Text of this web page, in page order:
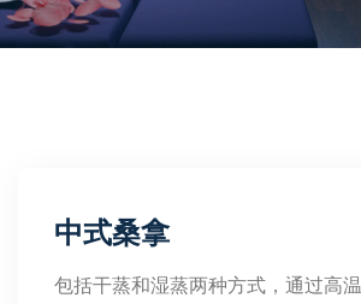
中式桑拿
包括干蒸和湿蒸两种方式，通过高